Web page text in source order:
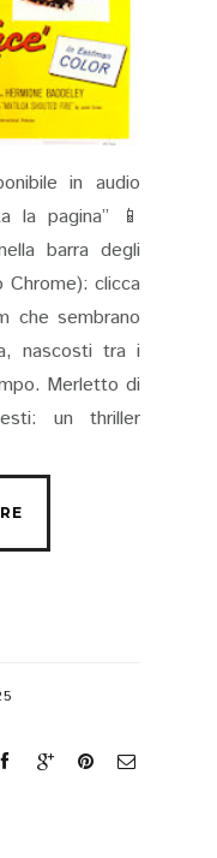
in audio
la pagina” 📱
barra degli
Chrome): clicca
che sembrano
nascosti tra i
Merletto di
un thriller